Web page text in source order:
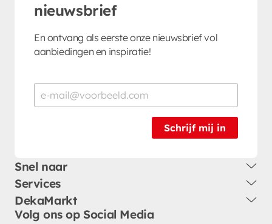
nieuwsbrief
En ontvang als eerste onze nieuwsbrief vol
aanbiedingen en inspiratie!
Schrijf mij in
Snel naar
Services
DekaMarkt
Volg ons op Social Media